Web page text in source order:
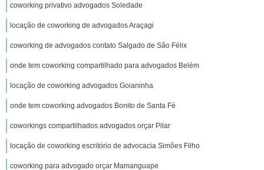
coworking privativo advogados Soledade
locação de coworking de advogados Araçagi
coworking de advogados contato Salgado de São Félix
onde tem coworking compartilhado para advogados Belém
locação de coworking advogados Goianinha
onde tem coworking advogados Bonito de Santa Fé
coworkings compartilhados advogados orçar Pilar
locação de coworking escritório de advocacia Simões Filho
coworking para advogado orçar Mamanguape